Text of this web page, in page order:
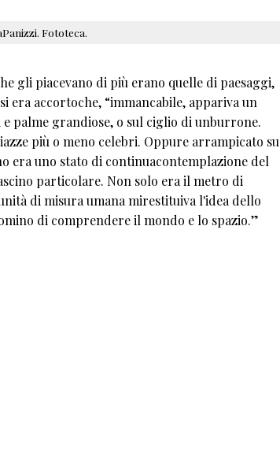
Fototeca.
gli piacevano di più erano quelle di paesaggi,
accortoche, “immancabile, appariva un
palme grandiose, o sul ciglio di unburrone.
più o meno celebri. Oppure arrampicato su
era uno stato di continuacontemplazione del
particolare. Non solo era il metro di
di misura umana mirestituiva l'idea dello
di comprendere il mondo e lo spazio.”